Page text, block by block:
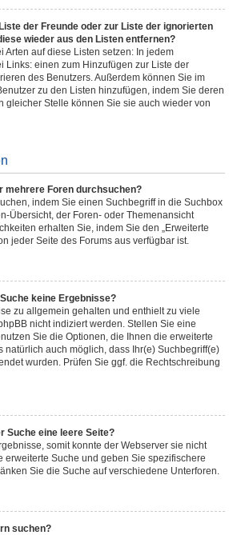
der Freunde oder zur Liste der ignorierten
wieder aus den Listen entfernen?
Arten auf diese Listen setzen: In jedem
Links: einen zum Hinzufügen zur Liste der
des Benutzers. Außerdem können Sie im
zu den Listen hinzufügen, indem Sie deren
gleicher Stelle können Sie sie auch wieder von
mehrere Foren durchsuchen?
indem Sie einen Suchbegriff in die Suchbox
Übersicht, der Foren- oder Themenansicht
erhalten Sie, indem Sie den „Erweiterte
jeder Seite des Forums aus verfügbar ist.
keine Ergebnisse?
zu allgemein gehalten und enthielt zu viele
nicht indiziert werden. Stellen Sie eine
Sie die Optionen, die Ihnen die erweiterte
natürlich auch möglich, dass Ihr(e) Suchbegriff(e)
wurden. Prüfen Sie ggf. die Rechtschreibung
Suche eine leere Seite?
somit konnte der Webserver sie nicht
erweiterte Suche und geben Sie spezifischere
Sie die Suche auf verschiedene Unterforen.
suchen?